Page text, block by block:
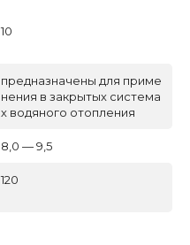
10
предназначены для приме
нения в закрытых система
х водяного отопления
8,0 — 9,5
120